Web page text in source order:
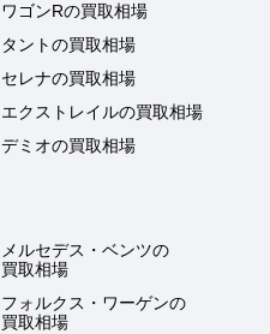
ワゴンRの買取相場
タントの買取相場
セレナの買取相場
エクストレイルの買取相場
デミオの買取相場
メルセデス・ベンツの
買取相場
フォルクス・ワーゲンの
買取相場